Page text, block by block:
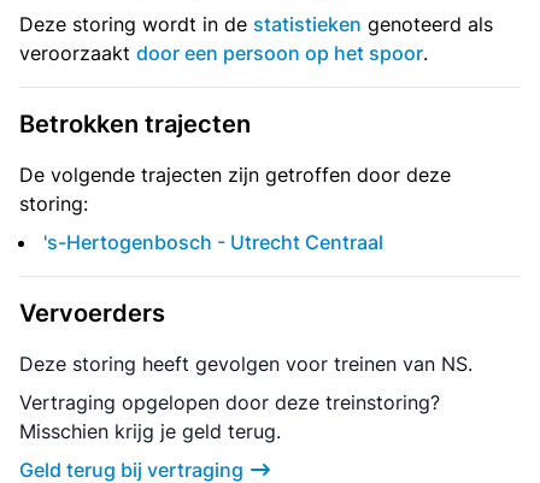
Deze storing wordt in de statistieken genoteerd als
veroorzaakt door een persoon op het spoor.
Betrokken trajecten
De volgende trajecten zijn getroffen door deze
storing:
's-Hertogenbosch - Utrecht Centraal
Vervoerders
Deze storing heeft gevolgen voor treinen van NS.
Vertraging opgelopen door deze treinstoring?
Misschien krijg je geld terug.
Geld terug bij vertraging